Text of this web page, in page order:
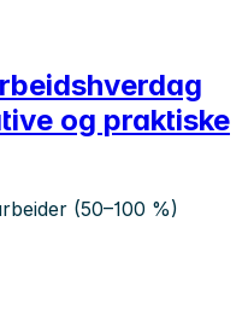
og praktiske
(50–100 %)